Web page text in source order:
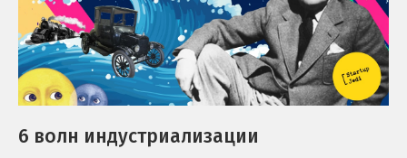
6 волн индустриализации